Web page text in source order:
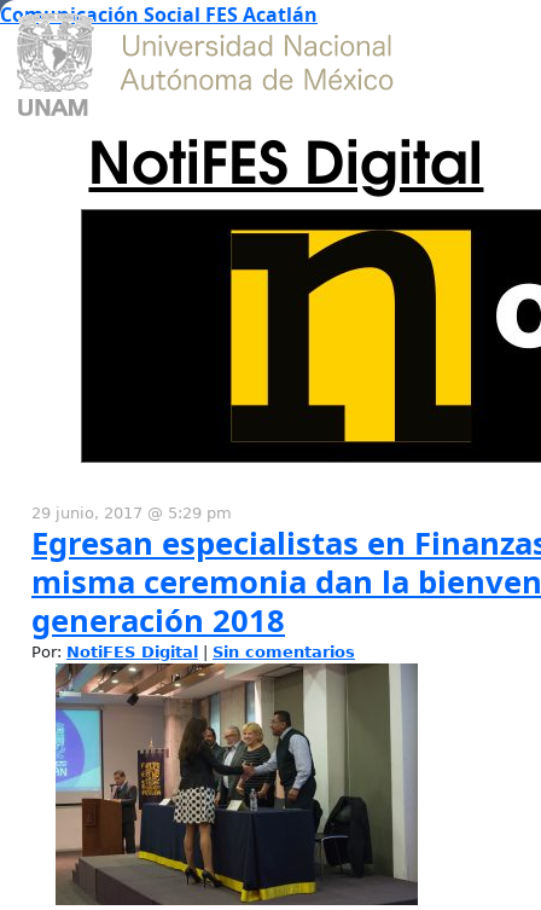
Comunicación Social FES Acatlán
NotiFES Digital
29 junio, 2017 @ 5:29 pm
Egresan especialistas en
misma ceremonia dan la
generación 2018
Por: NotiFES Digital Sin comentarios